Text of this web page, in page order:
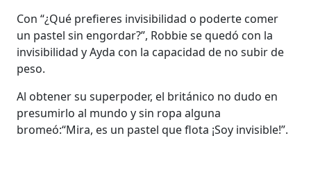
Con “¿Qué prefieres invisibilidad o poderte comer
un pastel sin engordar?”, Robbie se quedó con la
invisibilidad y Ayda con la capacidad de no subir de
peso.
Al obtener su superpoder, el británico no dudo en
presumirlo al mundo y sin ropa alguna
bromeó:“Mira, es un pastel que flota ¡Soy invisible!”.